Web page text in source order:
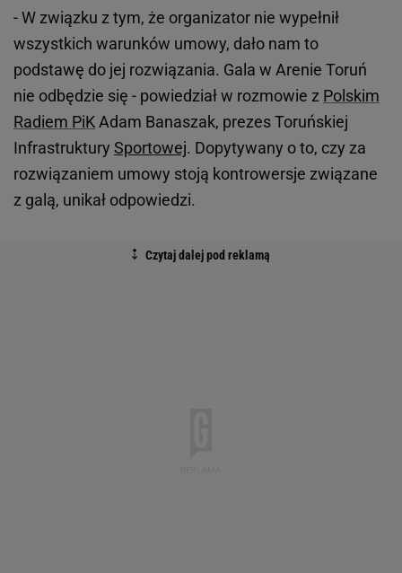
- W związku z tym, że organizator nie wypełnił
wszystkich warunków umowy, dało nam to
podstawę do jej rozwiązania. Gala w Arenie Toruń
nie odbędzie się - powiedział w rozmowie z Polskim
Radiem PiKAdam Banaszak, prezes Toruńskiej
Infrastruktury Sportowej. Dopytywany o to, czy za
rozwiązaniem umowy stoją kontrowersje związane
z galą, unikał odpowiedzi.